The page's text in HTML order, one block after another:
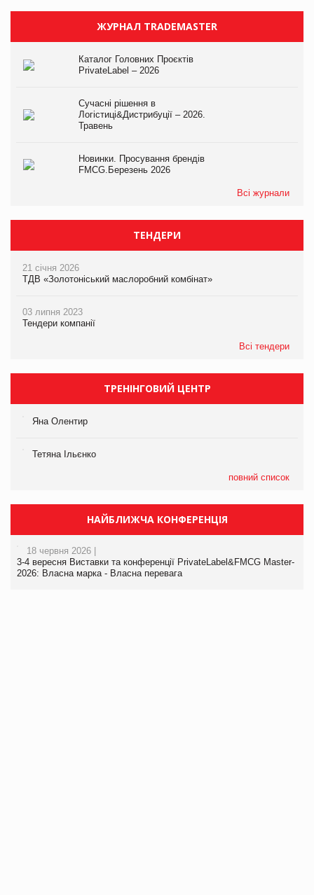
ЖУРНАЛ TRADEMASTER
Каталог Головних Проєктів
PrivateLabel – 2026
Сучасні рішення в
Логістиці&Дистрибуції – 2026.
Травень
Новинки. Просування брендів
FMCG.Березень 2026
Всі журнали
ТЕНДЕРИ
21 січня 2026
ТДВ «Золотоніський маслоробний комбінат»
03 липня 2023
Тендери компанії
Всі тендери
ТРЕНІНГОВИЙ ЦЕНТР
Яна Олентир
Тетяна Ільєнко
повний список
НАЙБЛИЖЧА КОНФЕРЕНЦІЯ
18 червня 2026 |
3-4 вересня Виставки та конференції PrivateLabel&FMCG Master-
2026: Власна марка - Власна перевага